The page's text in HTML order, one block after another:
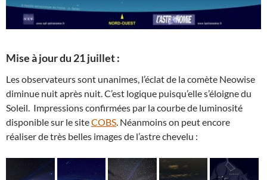
Mise à jour du 21 juillet :
Les observateurs sont unanimes, l’éclat de la comète Neowise
diminue nuit après nuit. C’est logique puisqu’elle s’éloigne du
Soleil. Impressions confirmées par la courbe de luminosité
disponible sur le siteCOBS. Néanmoins on peut encore
réaliser de très belles images de l’astre chevelu :